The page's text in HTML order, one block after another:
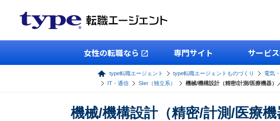
女性の転職なら 専門サイト サービ
type転職エージェント type転職エージェントものづくり 電気
IT・通信
SIer（独立系） 機械/機構設計（精密/計測/医療機器
機械/機構設計（精密/計測/医療